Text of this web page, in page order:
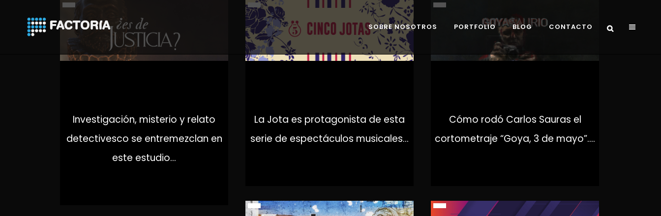
SOBRE NOSOTROS PORTFOLIO BLOG CONTACTO
Investigación, misterio y relato
detectivesco se entremezclan en
este estudio...
La Jota es protagonista de esta
serie de espectáculos musicales...
Cómo rodó Carlos Sauras el
cortometraje “Goya, 3 de mayo”....